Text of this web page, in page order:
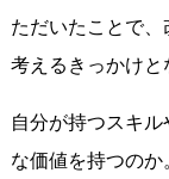
ただいたことで、
考えるきっかけと
自分が持つスキ
な価値を持つの